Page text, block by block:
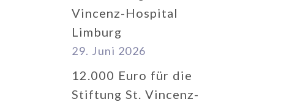
Vincenz-Hospital
Limburg
29. Juni 2026
12.000 Euro für die
Stiftung St. Vincenz-